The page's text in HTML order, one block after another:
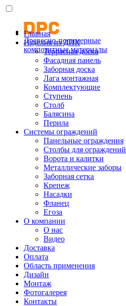
Древесно-полимерные
композитные материалы
Главная
Изделия из ДПК
Террасная доска
Фасадная панель
Заборная доска
Лага монтажная
Комплектующие
Ступень
Столб
Балясина
Перила
Системы ограждений
Панельные ограждения
Столбы для ограждений
Ворота и калитки
Металлические заборы
Заборная сетка
Крепеж
Насадки
Фланец
Егоза
О компании
О нас
Видео
Доставка
Оплата
Область применения
Дизайн
Монтаж
Фотогалерея
Контакты